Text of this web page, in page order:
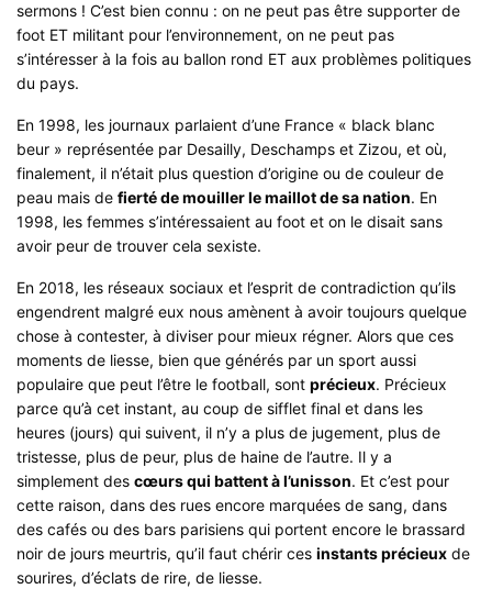
sermons ! C’est bien connu : on ne peut pas être supporter de
foot ET militant pour l’environnement, on ne peut pas
s’intéresser à la fois au ballon rond ET aux problèmes politiques
du pays.
En 1998, les journaux parlaient d’une France « black blanc
beur » représentée par Desailly, Deschamps et Zizou, et où,
finalement, il n’était plus question d’origine ou de couleur de
peau mais defierté de mouiller le maillot de sa nation. En
1998, les femmes s’intéressaient au foot et on le disait sans
avoir peur de trouver cela sexiste.
En 2018, les réseaux sociaux et l’esprit de contradiction qu’ils
engendrent malgré eux nous amènent à avoir toujours quelque
chose à contester, à diviser pour mieux régner. Alors que ces
moments de liesse, bien que générés par un sport aussi
populaire que peut l’être le football, sontprécieux. Précieux
parce qu’à cet instant, au coup de sifflet final et dans les
heures (jours) qui suivent, il n’y a plus de jugement, plus de
tristesse, plus de peur, plus de haine de l’autre. Il y a
simplement descœurs qui battent à l’unisson. Et c’est pour
cette raison, dans des rues encore marquées de sang, dans
des cafés ou des bars parisiens qui portent encore le brassard
noir de jours meurtris, qu’il faut chérir cesinstants précieux de
sourires, d’éclats de rire, de liesse.